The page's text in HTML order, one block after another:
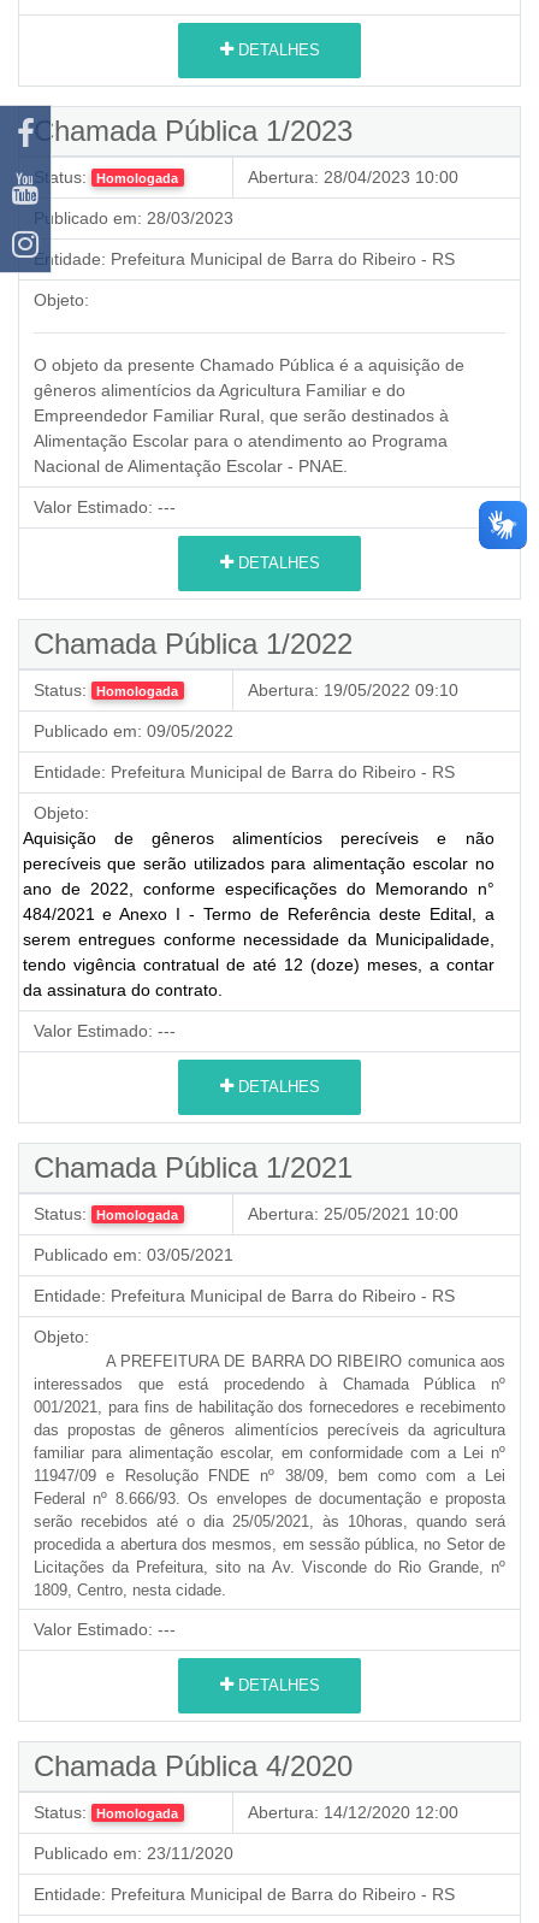
DETALHES
Chamada Pública 1/2023
Status: Homologada Abertura: 28/04/2023 10:00
Publicado em: 28/03/2023
Entidade: Prefeitura Municipal de Barra do Ribeiro - RS
Objeto:
O objeto da presente Chamado Pública é a aquisição de
gêneros alimentícios da Agricultura Familiar e do
Empreendedor Familiar Rural, que serão destinados à
Alimentação Escolar para o atendimento ao Programa
Nacional de Alimentação Escolar - PNAE.
Valor Estimado: ---
DETALHES
Chamada Pública 1/2022
Status: Homologada Abertura: 19/05/2022 09:10
Publicado em: 09/05/2022
Entidade: Prefeitura Municipal de Barra do Ribeiro - RS
Objeto:
Aquisição de gêneros alimentícios perecíveis e não
perecíveis que serão utilizados para alimentação escolar no
ano de 2022, conforme especificações do Memorando n°
484/2021 e Anexo I - Termo de Referência deste Edital, a
serem entregues conforme necessidade da Municipalidade,
tendo vigência contratual de até 12 (doze) meses, a contar
da assinatura do contrato.
Valor Estimado: ---
DETALHES
Chamada Pública 1/2021
Status: Homologada Abertura: 25/05/2021 10:00
Publicado em: 03/05/2021
Entidade: Prefeitura Municipal de Barra do Ribeiro - RS
Objeto:
A PREFEITURA DE BARRA DO RIBEIRO comunica aos
interessados que está procedendo à Chamada Pública nº
001/2021, para fins de habilitação dos fornecedores e recebimento
das propostas de gêneros alimentícios perecíveis da agricultura
familiar para alimentação escolar, em conformidade com a Lei nº
11947/09 e Resolução FNDE nº 38/09, bem como com a Lei
Federal nº 8.666/93. Os envelopes de documentação e proposta
serão recebidos até o dia 25/05/2021, às 10horas, quando será
procedida a abertura dos mesmos,
em sessão pública, no Setor de
Licitações da Prefeitura, sito na Av. Visconde do Rio Grande, nº
1809, Centro, nesta cidade.
Valor Estimado: ---
DETALHES
Chamada Pública 4/2020
Status: Homologada Abertura: 14/12/2020 12:00
Publicado em: 23/11/2020
Entidade: Prefeitura Municipal de Barra do Ribeiro - RS